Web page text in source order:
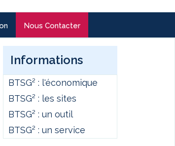
Nous Contacter
Informations
BTSG² : l'économique
BTSG² : les sites
BTSG² : un outil
BTSG² : un service